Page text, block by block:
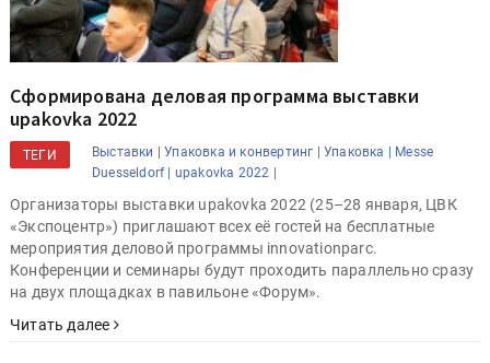
Сформирована деловая программа выставки
upakovka 2022
ТЕГИ Выставки | Упаковка и конвертинг | Упаковка | Messe
Duesseldorf | upakovka 2022 |
Организаторы выставки upakovka 2022 (25–28 января, ЦВК
«Экспоцентр») приглашают всех её гостей на бесплатные
мероприятия деловой программы innovationparc.
Конференции и семинары будут проходить параллельно сразу
на двух площадках в павильоне «Форум».
Читать далее